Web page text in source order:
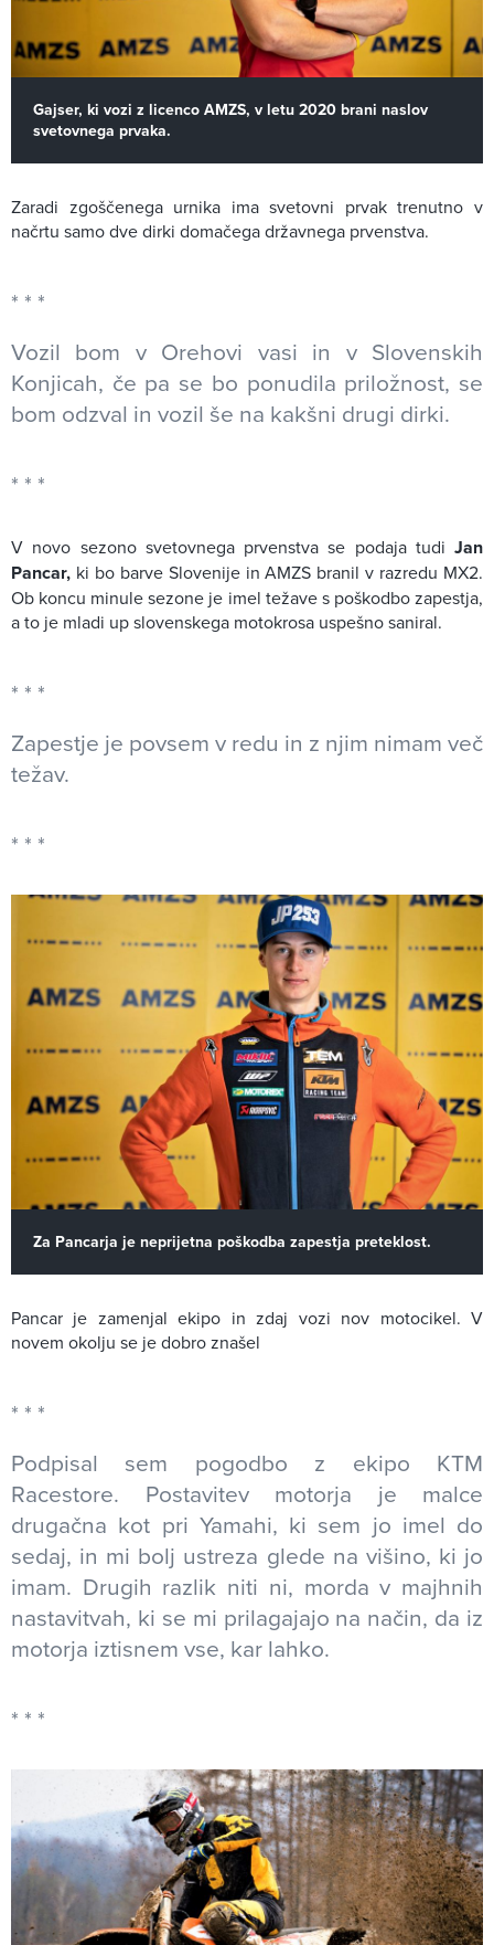
Gajser, ki vozi z licenco AMZS, v letu 2020 brani naslov
svetovnega prvaka.
Zaradi zgoščenega urnika ima svetovni prvak trenutno v
načrtu samo dve dirki domačega državnega prvenstva.
Vozil bom v Orehovi vasi in v Slovenskih
Konjicah, če pa se bo ponudila priložnost, se
bom odzval in vozil še na kakšni drugi dirki.
V novo sezono svetovnega prvenstva se podaja tudi Jan
Pancar, ki bo barve Slovenije in AMZS branil v razredu MX2.
Ob koncu minule sezone je imel težave s poškodbo zapestja,
a to je mladi up slovenskega motokrosa uspešno saniral.
Zapestje je povsem v redu in z njim nimam več
težav.
Za Pancarja je neprijetna poškodba zapestja preteklost.
Pancar je zamenjal ekipo in zdaj vozi nov motocikel. V
novem okolju se je dobro znašel
Podpisal sem pogodbo z ekipo KTM
Racestore. Postavitev motorja je malce
drugačna kot pri Yamahi, ki sem jo imel do
sedaj, in mi bolj ustreza glede na višino, ki jo
imam. Drugih razlik niti ni, morda v majhnih
nastavitvah, ki se mi prilagajajo na način, da iz
motorja iztisnem vse, kar lahko.